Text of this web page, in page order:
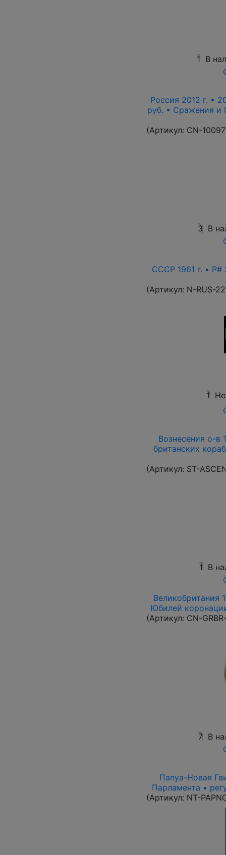
1 В
Россия 2012 г. •
руб. • Сражения и
(Артикул: CN-10097
3 В
СССР 1961 г. •
(Артикул: N-RUS-
1
Вознесения о-в
британских
(Артикул: ST-
1 В
Великобритания
Юбилей
(Артикул: CN-
7 В
Папуа-Новая
Парламента •
(Артикул: NT-